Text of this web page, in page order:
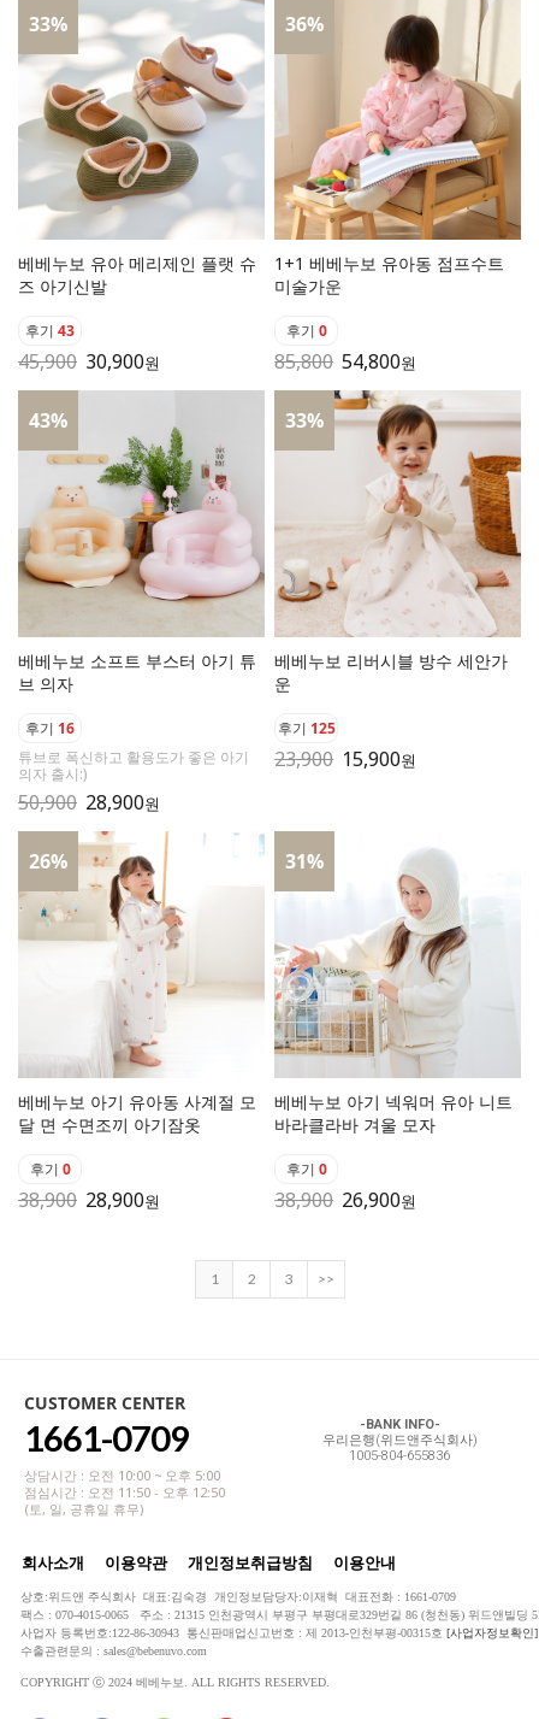
33%
베베누보 유아 메리제인 플랫 슈
즈 아기신발
후기 43
45,900 30,900원
36%
1+1 베베누보 유아동 점프수트
미술가운
후기 0
85,800 54,800원
43%
베베누보 소프트 부스터 아기 튜
브 의자
후기 16
튜브로 폭신하고 활용도가 좋은 아기
의자 출시:)
50,900 28,900원
33%
베베누보 리버시블 방수 세안가
운
후기 125
23,900 15,900원
26%
베베누보 아기 유아동 사계절 모
달 면 수면조끼 아기잠옷
후기 0
38,900 28,900원
31%
베베누보 아기 넥워머 유아 니트
바라클라바 겨울 모자
후기 0
38,900 26,900원
1 2 3 >>
CUSTOMER CENTER
1661-0709
상담시간 : 오전 10:00 ~ 오후 5:00
점심시간 : 오전 11:50 - 오후 12:50
(토, 일, 공휴일 휴무)
-BANK INFO-
우리은행(위드앤주식회사)
1005-804-655836
회사소개 이용약관 개인정보취급방침 이용안내
상호:위드앤 주식회사 대표:김숙경 개인정보담당자:이재혁 대표전화 : 1661-0709
팩스 : 070-4015-0065 주소 : 21315 인천광역시 부평구 부평대로329번길 86 (청천동) 위드앤빌딩
사업자 등록번호:122-86-30943 통신판매업신고번호 : 제 2013-인천부평-00315호 [사업자정보확인]
수출관련문의 : sales@bebenuvo.com
COPYRIGHT ⓒ 2024 베베누보. ALL RIGHTS RESERVED.